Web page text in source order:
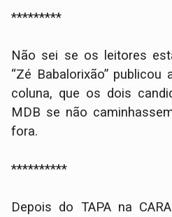
*********
Não sei se os leitores
“Zé Babalorixão”
coluna, que os dois
MDB se não
fora.
**********
Depois do TAPA na